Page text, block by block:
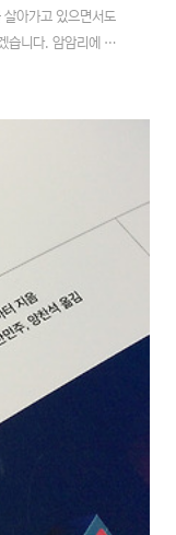
아가고 있으면서도
니다. 암암리에 느끼
던 것 같습니다. 거대
에 대해 알 수 있는 좋
‘콜라’라는 음료임
떤 제품을 사는 것이
을 알 수 있었습니